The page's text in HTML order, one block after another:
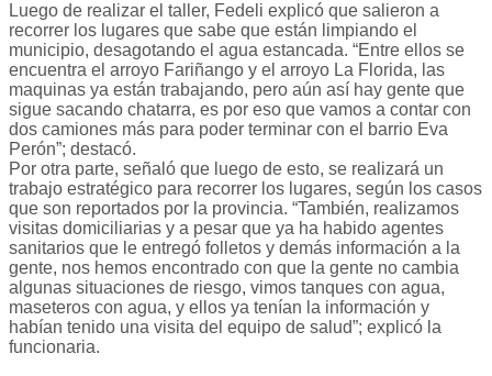
Luego de realizar el taller, Fedeli explicó que salieron a
recorrer los lugares que sabe que están limpiando el
municipio, desagotando el agua estancada. “Entre ellos se
encuentra el arroyo Fariñango y el arroyo La Florida, las
maquinas ya están trabajando, pero aún así hay gente que
sigue sacando chatarra, es por eso que vamos a contar con
dos camiones más para poder terminar con el barrio Eva
Perón”; destacó.
Por otra parte, señaló que luego de esto, se realizará un
trabajo estratégico para recorrer los lugares, según los casos
que son reportados por la provincia. “También, realizamos
visitas domiciliarias y a pesar que ya ha habido agentes
sanitarios que le entregó folletos y demás información a la
gente, nos hemos encontrado con que la gente no cambia
algunas situaciones de riesgo, vimos tanques con agua,
maseteros con agua, y ellos ya tenían la información y
habían tenido una visita del equipo de salud”; explicó la
funcionaria.